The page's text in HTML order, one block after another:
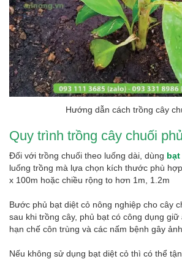
Hướng dẫn cách trồng cây
Quy trình trồng cây chuối
Đối với trồng chuối theo luống dài, dùng
luống trồng mà lựa chọn kích thước phù
x 100m hoặc chiều rộng to hơn 1m, 1.2m
Bước phủ bạt diệt cỏ nông nghiệp cho cây
sau khi trồng cây, phủ bạt có công dụng giữ
hạn chế côn trùng và các nấm bệnh gây
Nếu không sử dụng bạt diệt cỏ thì có thể